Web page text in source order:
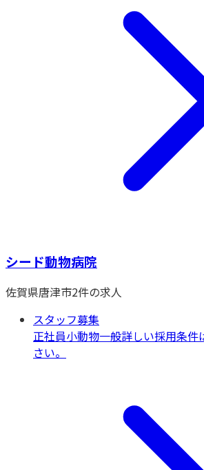
シード動物病院
佐賀県唐津市2件の求人
スタッフ募集
正社員小動物一般詳しい採用条件
さい。